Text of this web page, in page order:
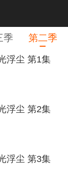
季 第二季
浮尘 第1集
浮尘 第2集
浮尘 第3集